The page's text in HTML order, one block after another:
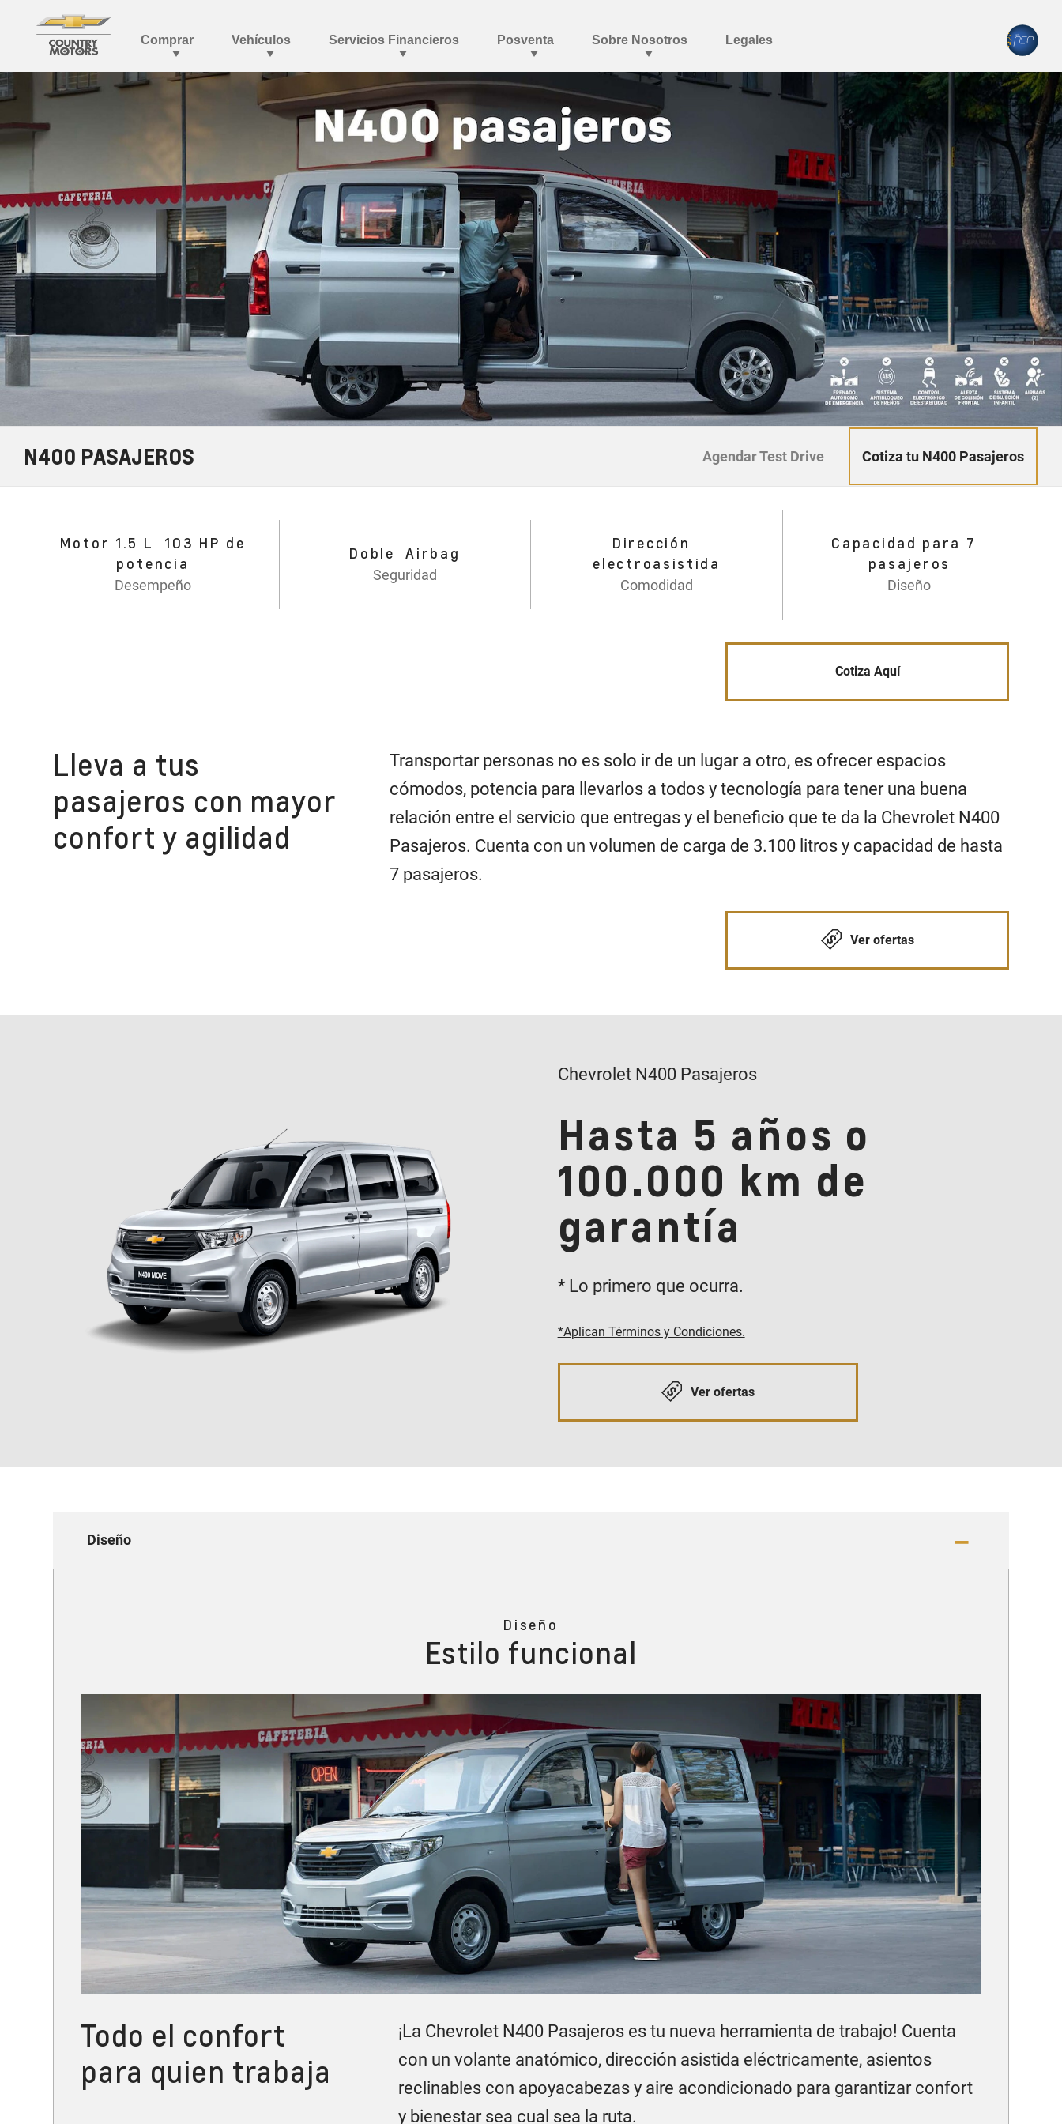
N400 PASAJEROS Agendar Test Drive Cotiza tu N400 Pasajeros
Motor 1.5 L 103 HP de
potencia
Desempeño
Doble Airbag
Seguridad
Dirección
electroasistida
Comodidad
Capacidad para 7
pasajeros
Diseño
Cotiza Aquí
Lleva a tus
pasajeros con mayor
confort y agilidad
Transportar personas no es solo ir de un lugar a otro, es ofrecer espacios
cómodos, potencia para llevarlos a todos y tecnología para tener una buena
relación entre el servicio que entregas y el beneficio que te da la Chevrolet N400
Pasajeros. Cuenta con un volumen de carga de 3.100 litros y capacidad de hasta
7 pasajeros.
Ver ofertas
Chevrolet N400 Pasajeros
Hasta 5 años o
100.000 km de
garantía
* Lo primero que ocurra.
*Aplican Términos y Condiciones.
Ver ofertas
Diseño
Diseño
Estilo funcional
Todo el confort
para quien trabaja
¡La Chevrolet N400 Pasajeros es tu nueva herramienta de trabajo! Cuenta
con un volante anatómico, dirección asistida eléctricamente, asientos
reclinables con apoyacabezas y aire acondicionado para garantizar confort
y bienestar sea cual sea la ruta.